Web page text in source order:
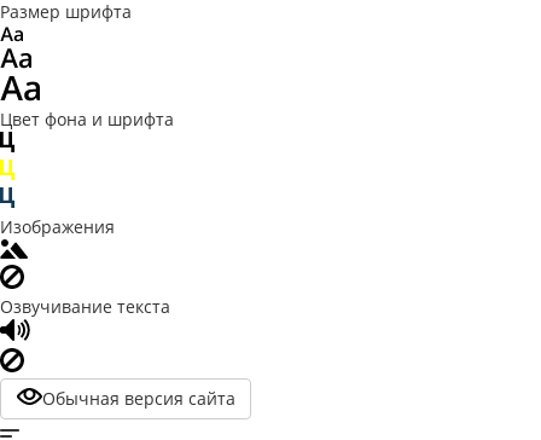
Размер шрифта
Цвет фона и шрифта
Изображения
Озвучивание текста
Обычная версия сайта